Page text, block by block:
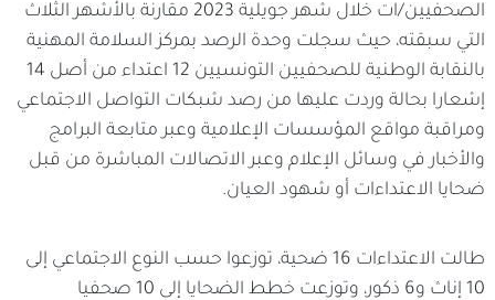
الصحفيين/ات خلال شهر جويلية 2023 مقارنة بالأشهر الثلاث
التي سبقته، حيث سجلت وحدة الرصد بمركز السلامة المهنية
بالنقابة الوطنية للصحفيين التونسيين 12 اعتداء من أصل 14
إشعارا بحالة وردت عليها من رصد شبكات التواصل الاجتماعي
ومراقبة مواقع المؤسسات الإعلامية وعبر متابعة البرامج
والأخبار في وسائل الإعلام وعبر الاتصالات المباشرة من قبل
ضحايا الاعتداءات أو شهود العيان.
طالت الاعتداءات 16 ضحية، توزعوا حسب النوع الاجتماعي إلى
10 إناث و6 ذكور، وتوزعت خطط الضحايا إلى 10 صحفيا